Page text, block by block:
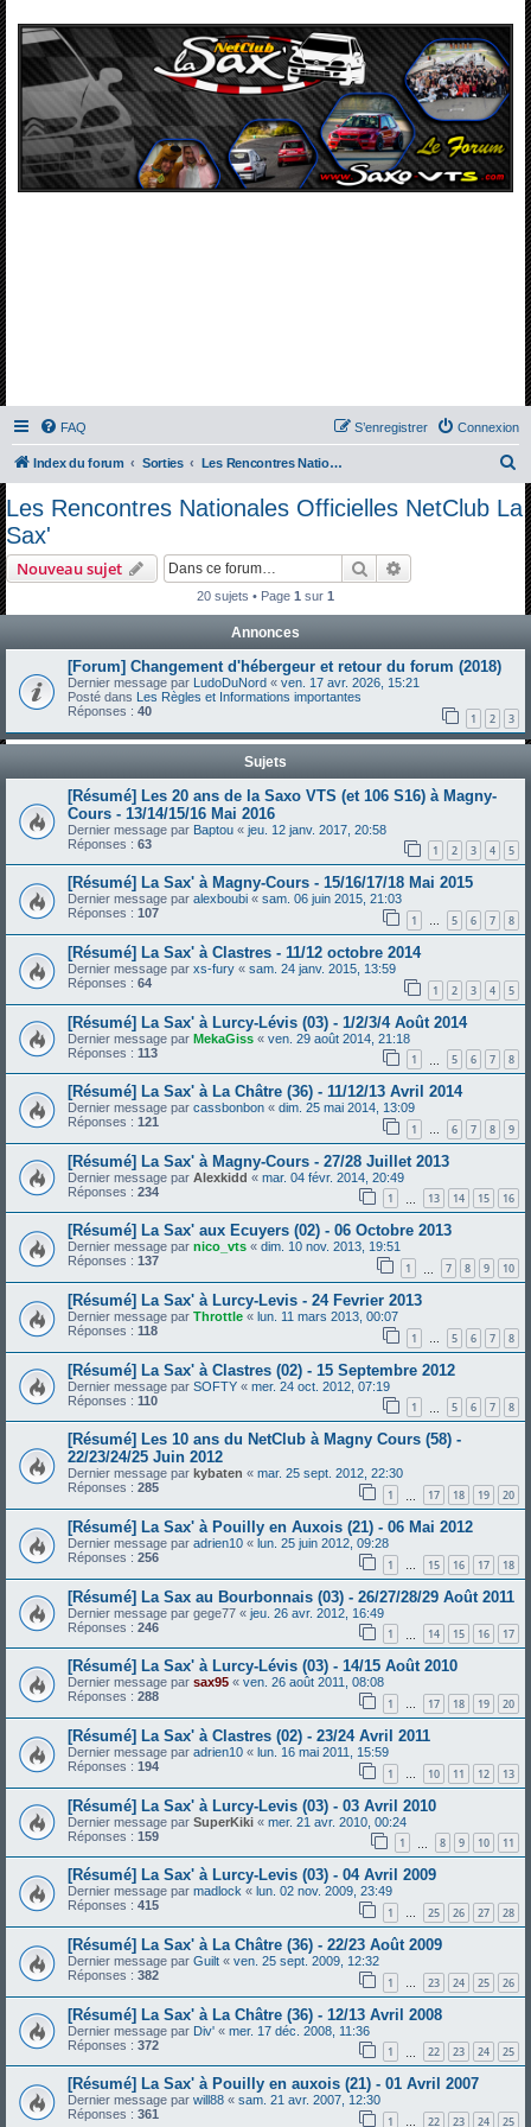
FAQ Connexion
S’enregistrer
Index du forum Sorties Les Rencontres Nationales Officielles NetClub La Sax'
c
Les Rencontres Nationales Officielles NetClub La
Sax'
Nouveau sujet RechercherRecherche
20 sujets • Page 1 sur 1
Annonces
[Forum] Changement d'hébergeur et retour du forum (2018)
Dernier message par LudoDuNord « ven. 17 avr. 2026, 15:21
Posté dans Les Règles et Informations importantes
Réponses : 40 1 2 3
Sujets
[Résumé] Les 20 ans de la Saxo VTS (et 106 S16) à Magny-
Cours - 13/14/15/16 Mai 2016
Dernier message par Baptou « jeu. 12 janv. 2017, 20:58
Réponses : 63 1 2 3 4 5
[Résumé] La Sax' à Magny-Cours - 15/16/17/18 Mai 2015
Dernier message par alexboubi « sam. 06 juin 2015, 21:03
Réponses : 107 1 … 5 6 7 8
[Résumé] La Sax' à Clastres - 11/12 octobre 2014
Dernier message par xs-fury « sam. 24 janv. 2015, 13:59
Réponses : 64 1 2 3 4 5
[Résumé] La Sax' à Lurcy-Lévis (03) - 1/2/3/4 Août 2014
Dernier message par MekaGiss « ven. 29 août 2014, 21:18
Réponses : 113 1 5 6 7 8
[Résumé] La Sax' à La Châtre (36) - 11/12/13 Avril 2014
Dernier message par cassbonbon « dim. 25 mai 2014, 13:09
Réponses : 121 1 … 6 7 8 9
[Résumé] La Sax' à Magny-Cours - 27/28 Juillet 2013
Dernier message par Alexkidd « mar. 04 févr. 2014, 20:49
Réponses : 234 1 13 14 15 16
[Résumé] La Sax' aux Ecuyers (02) - 06 Octobre 2013
Dernier message par nico_vts « dim. 10 nov. 2013, 19:51
Réponses : 137 1 7 8 9 10
[Résumé] La Sax' à Lurcy-Levis - 24 Fevrier 2013
Dernier message par Throttle « lun. 11 mars 2013, 00:07
Réponses : 118 1 … 5 6 7 8
[Résumé] La Sax' à Clastres (02) - 15 Septembre 2012
Dernier message par SOFTY « mer. 24 oct. 2012, 07:19
Réponses : 110 1 5 6 7 8
[Résumé] Les 10 ans du NetClub à Magny Cours (58) -
22/23/24/25 Juin 2012
Dernier message par kybaten « mar. 25 sept. 2012, 22:30
Réponses : 285 1 17 18 19 20
[Résumé] La Sax' à Pouilly en Auxois (21) - 06 Mai 2012
Dernier message par adrien10 « lun. 25 juin 2012, 09:28
Réponses : 256 1 … 15 16 17 18
[Résumé] La Sax au Bourbonnais (03) - 26/27/28/29 Août 2011
Dernier message par gege77 « jeu. 26 avr. 2012, 16:49
Réponses : 246 1 14 15 16 17
[Résumé] La Sax' à Lurcy-Lévis (03) - 14/15 Août 2010
Dernier message par sax95 « ven. 26 août 2011, 08:08
Réponses : 288 1 … 17 18 19 20
[Résumé] La Sax' à Clastres (02) - 23/24 Avril 2011
Dernier message par adrien10 « lun. 16 mai 2011, 15:59
Réponses : 194 1 … 10 11 12 13
[Résumé] La Sax' à Lurcy-Levis (03) - 03 Avril 2010
Dernier message par SuperKiki « mer. 21 avr. 2010, 00:24
Réponses : 159 1 8 9 10 11
[Résumé] La Sax' à Lurcy-Levis (03) - 04 Avril 2009
Dernier message par madlock « lun. 02 nov. 2009, 23:49
Réponses : 415 1 … 25 26 27 28
[Résumé] La Sax' à La Châtre (36) - 22/23 Août 2009
Dernier message par Guilt « ven. 25 sept. 2009, 12:32
Réponses : 382 1 23 24 25 26
[Résumé] La Sax' à La Châtre (36) - 12/13 Avril 2008
Dernier message par Div' « mer. 17 déc. 2008, 11:36
Réponses : 372 1 22 23 24 25
[Résumé] La Sax' à Pouilly en auxois (21) - 01 Avril 2007
Dernier message par will88 « sam. 21 avr. 2007, 12:30
Réponses : 361 1 … 22 23 24 25